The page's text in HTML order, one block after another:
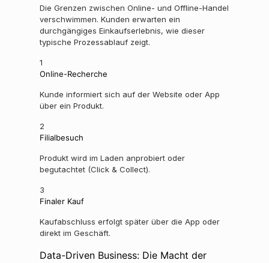
Die Grenzen zwischen Online- und Offline-Handel
verschwimmen. Kunden erwarten ein
durchgängiges Einkaufserlebnis, wie dieser
typische Prozessablauf zeigt.
1
Online-Recherche
Kunde informiert sich auf der Website oder App
über ein Produkt.
2
Filialbesuch
Produkt wird im Laden anprobiert oder
begutachtet (Click & Collect).
3
Finaler Kauf
Kaufabschluss erfolgt später über die App oder
direkt im Geschäft.
Data-Driven Business: Die Macht der